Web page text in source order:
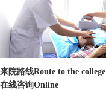
来院路线Route to the college
在线咨询Online